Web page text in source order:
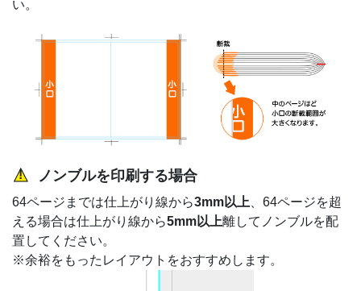
い。
ノンブルを印刷する場合
64ページまでは仕上がり線から3mm以上 、64ページを超
える場合は仕上がり線から5mm以上離してノンブルを配
置してください。
※余裕をもったレイアウトをおすすめします。